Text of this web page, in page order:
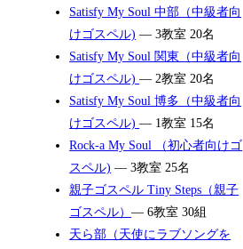
Satisfy My Soul 中部（中級者向
けゴスペル) — 3教室 20名
Satisfy My Soul 関東（中級者向
けゴスペル)— 2教室 20名
Satisfy My Soul 博多（中級者向
けゴスペル)— 1教室 15名
Rock-a My Soul （初心者向けゴ
スペル) — 3教室 25名
親子ゴスペル Tiny Steps（親子
ゴスペル）— 6教室 30組
天ら部（天使にラブソングを